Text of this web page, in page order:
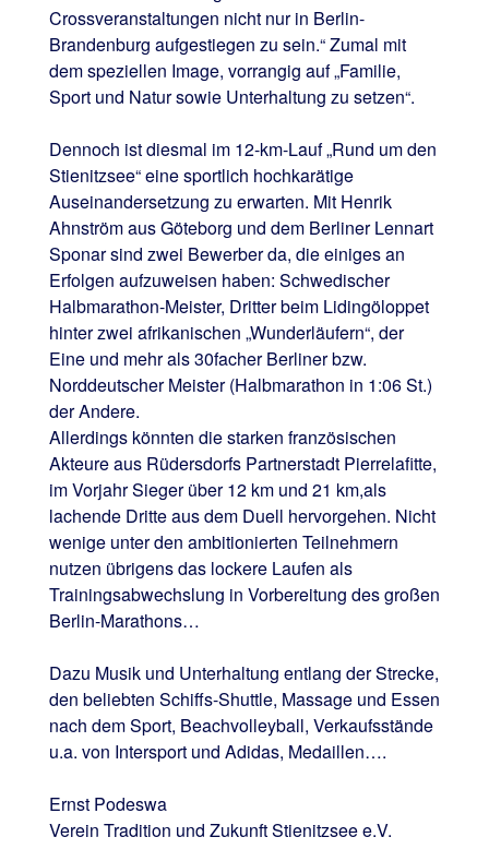
Crossveranstaltungen nicht nur in Berlin-
Brandenburg aufgestiegen zu sein.“ Zumal mit
dem speziellen Image, vorrangig auf „Familie,
Sport und Natur sowie Unterhaltung zu setzen“.
Dennoch ist diesmal im 12-km-Lauf „Rund um den
Stienitzsee“ eine sportlich hochkarätige
Auseinandersetzung zu erwarten. Mit Henrik
Ahnström aus Göteborg und dem Berliner Lennart
Sponar sind zwei Bewerber da, die einiges an
Erfolgen aufzuweisen haben: Schwedischer
Halbmarathon-Meister, Dritter beim Lidingöloppet
hinter zwei afrikanischen „Wunderläufern“, der
Eine und mehr als 30facher Berliner bzw.
Norddeutscher Meister (Halbmarathon in 1:06 St.)
der Andere.
Allerdings könnten die starken französischen
Akteure aus Rüdersdorfs Partnerstadt Pierrelafitte,
im Vorjahr Sieger über 12 km und 21 km,als
lachende Dritte aus dem Duell hervorgehen. Nicht
wenige unter den ambitionierten Teilnehmern
nutzen übrigens das lockere Laufen als
Trainingsabwechslung in Vorbereitung des großen
Berlin-Marathons…
Dazu Musik und Unterhaltung entlang der Strecke,
den beliebten Schiffs-Shuttle, Massage und Essen
nach dem Sport, Beachvolleyball, Verkaufsstände
u.a. von Intersport und Adidas, Medaillen….
Ernst Podeswa
Verein Tradition und Zukunft Stienitzsee e.V.